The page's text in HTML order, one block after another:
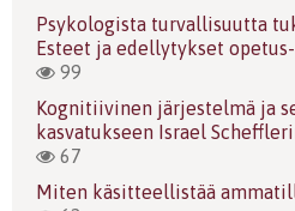
Psykologista turvallisuutta
Esteet ja edellytykset
99
Kognitiivinen järjestelmä ja
kasvatukseen Israel
67
Miten käsitteellistää